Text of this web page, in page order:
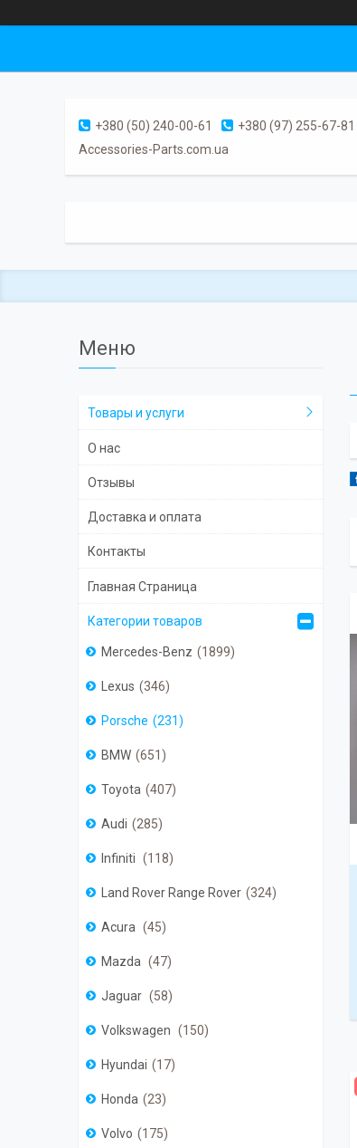
+380 (50) 240-00-61
+380 (97) 255-67-81
Accessories-Parts.com.ua
Товары и услуги
О нас
Отзывы
Доставка и оплата
Контакты
Главная Страница
Категории товаров
Mercedes-Benz 1899
Lexus 346
Porsche 231
BMW 651
Toyota 407
Audi 285
Infiniti 118
Land Rover Range Rover 324
Acura 45
Mazda 47
Jaguar 58
Volkswagen 150
Hyundai 17
Honda 23
Volvo 175